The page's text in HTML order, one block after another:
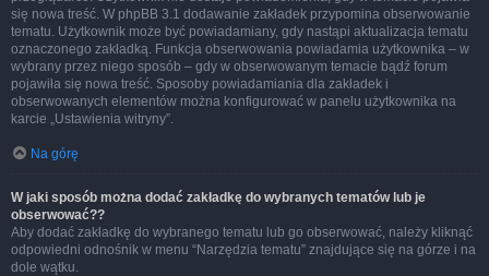
się nowa treść. W phpBB 3.1 dodawanie zakładek przypomina obserwowanie
tematu. Użytkownik może być powiadamiany, gdy nastąpi aktualizacja tematu
oznaczonego zakładką. Funkcja obserwowania powiadamia użytkownika – w
wybrany przez niego sposób – gdy w obserwowanym temacie bądź forum
pojawiła się nowa treść. Sposoby powiadamiania dla zakładek i
obserwowanych elementów można konfigurować w panelu użytkownika na
karcie „Ustawienia witryny”.
Na górę
W jaki sposób można dodać zakładkę do wybranych tematów lub je
obserwować??
Aby dodać zakładkę do wybranego tematu lub go obserwować, należy kliknąć
odpowiedni odnośnik w menu “Narzędzia tematu” znajdujące się na górze i na
dole wątku.